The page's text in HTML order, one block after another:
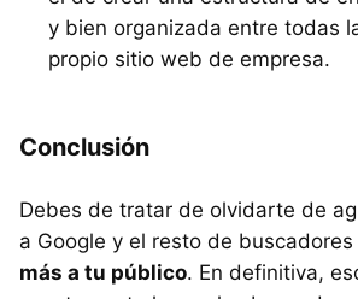
y bien organizada entre todas
propio sitio web de empresa.
Conclusión
Debes de tratar de olvidarte de
a Google y el resto de buscadores
más a tu público. En definitiva,